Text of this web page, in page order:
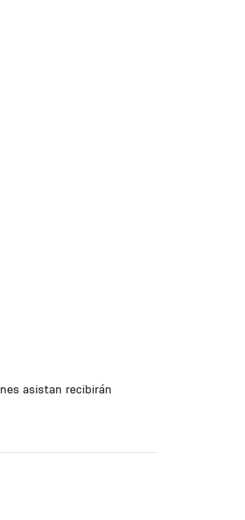
asistan recibirán